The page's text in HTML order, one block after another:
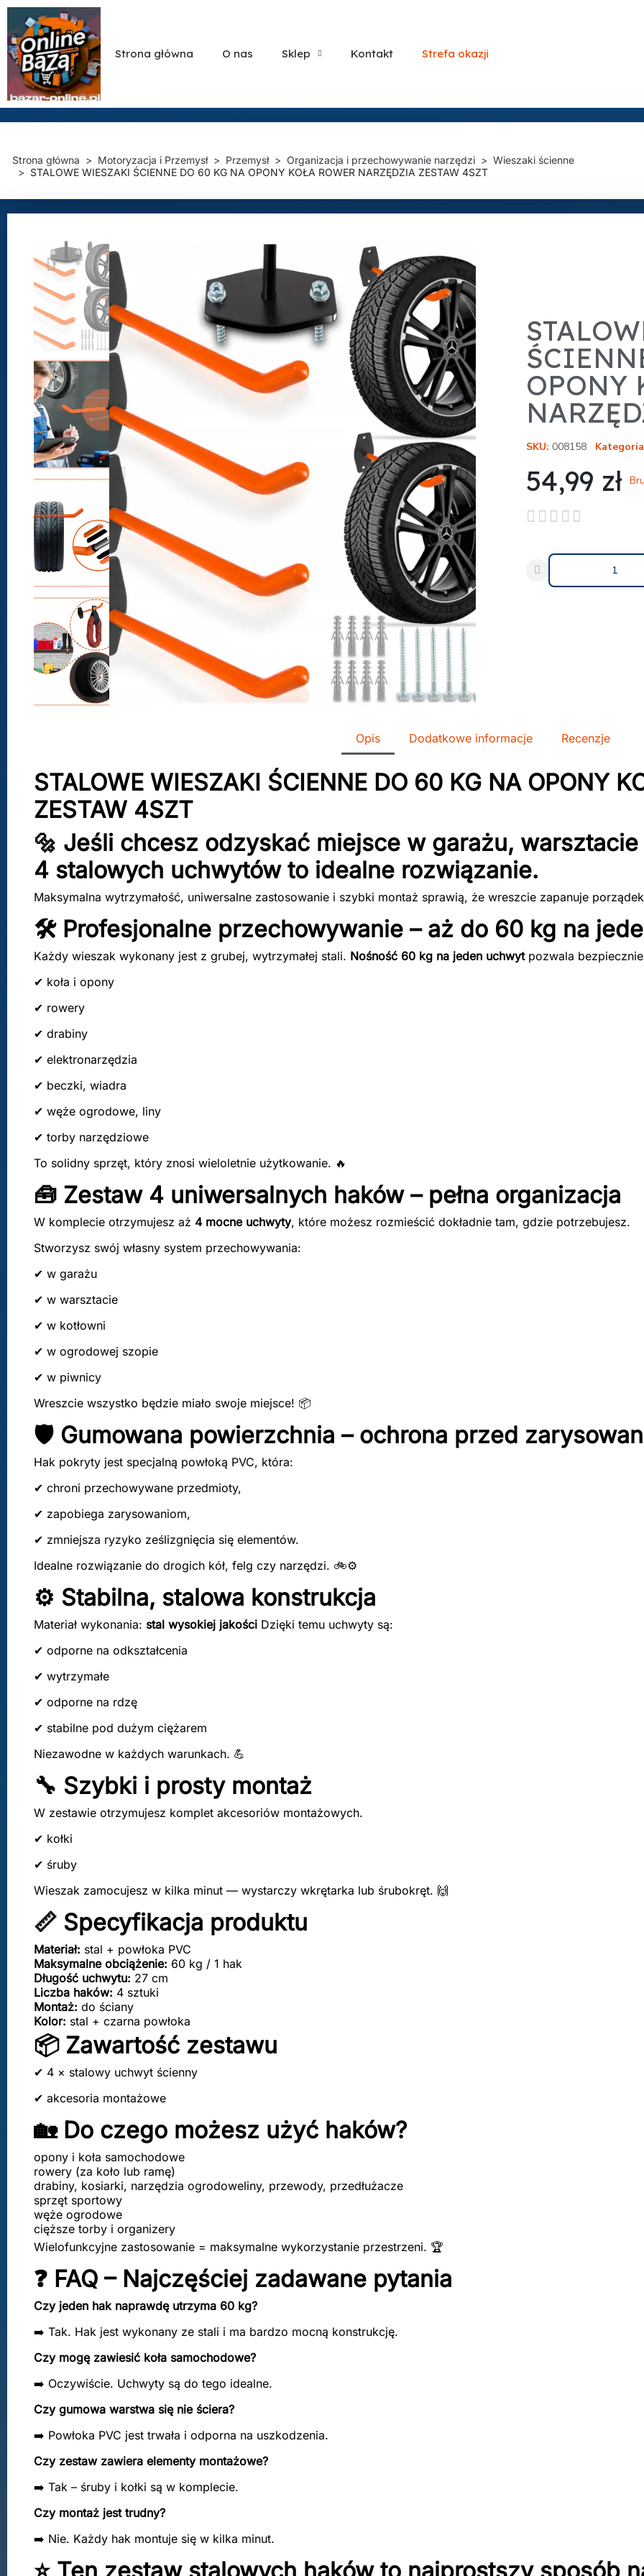
Strona główna O nas Sklep Kontakt Strefa okazji
Strona główna Motoryzacja i Przemysł Przemysł Organizacja i przechowywanie narzędzi
Wieszaki ścienne
STALOWE WIESZAKI ŚCIENNE DO 60 KG NA OPONY KOŁA ROWER NARZĘDZIA ZESTAW 4SZT
OPONY
SKU 008158 Kategoria
54,99 zł
    
Opis Dodatkowe informacje Recenzje
STALOWE WIESZAKI ŚCIENNE DO 60 KG NA OPONY
ZESTAW 4SZT
🔩 Jeśli chcesz odzyskać miejsce w garażu,
4 stalowych uchwytów to idealne rozwiązanie.
Maksymalna wytrzymałość, uniwersalne zastosowanie i szybki montaż sprawią, że wreszcie zapanuje
🛠 Profesjonalne przechowywanie – aż do 60 kg na
Każdy wieszak wykonany jest z grubej, wytrzymałej stali. Nośność 60 kg na jeden uchwytpozwala
✔ koła i opony
✔ rowery
✔ drabiny
✔ elektronarzędzia
✔ beczki, wiadra
✔ węże ogrodowe, liny
✔ torby narzędziowe
To solidny sprzęt, który znosi wieloletnie użytkowanie. 🔥
🧰 Zestaw 4 uniwersalnych haków – pełna organizacja
W komplecie otrzymujesz aż 4 mocne uchwyty, które możesz rozmieścić dokładnie tam, gdzie potrzebujesz.
Stworzysz swój własny system przechowywania:
✔ w garażu
✔ w warsztacie
✔ w kotłowni
✔ w ogrodowej szopie
✔ w piwnicy
Wreszcie wszystko będzie miało swoje miejsce! 📦
🛡️ Gumowana powierzchnia – ochrona przed
Hak pokryty jest specjalną powłoką PVC, która:
✔ chroni przechowywane przedmioty,
✔ zapobiega zarysowaniom,
✔ zmniejsza ryzyko ześlizgnięcia się elementów.
Idealne rozwiązanie do drogich kół, felg czy narzędzi. 🚲⚙️
⚙️ Stabilna, stalowa konstrukcja
Materiał wykonania: stal wysokiej jakości Dzięki temu uchwyty są:
✔ odporne na odkształcenia
✔ wytrzymałe
✔ odporne na rdzę
✔ stabilne pod dużym ciężarem
Niezawodne w każdych warunkach. 💪
🔧 Szybki i prosty montaż
W zestawie otrzymujesz komplet akcesoriów montażowych.
✔ kołki
✔ śruby
Wieszak zamocujesz w kilka minut — wystarczy wkrętarka lub śrubokręt. 🙌
📏 Specyfikacja produktu
Materiał: stal + powłoka PVC
Maksymalne obciążenie: 60 kg / 1 hak
Długość uchwytu: 27 cm
Liczba haków: 4 sztuki
Montaż: do ściany
Kolor: stal + czarna powłoka
📦 Zawartość zestawu
✔ 4 × stalowy uchwyt ścienny
✔ akcesoria montażowe
🏡 Do czego możesz użyć haków?
opony i koła samochodowe
rowery (za koło lub ramę)
drabiny, kosiarki, narzędzia ogrodoweliny, przewody, przedłużacze
sprzęt sportowy
węże ogrodowe
cięższe torby i organizery
Wielofunkcyjne zastosowanie = maksymalne wykorzystanie przestrzeni. 🏆
❓ FAQ – Najczęściej zadawane pytania
Czy jeden hak naprawdę utrzyma 60 kg?
➡️ Tak. Hak jest wykonany ze stali i ma bardzo mocną konstrukcję.
Czy mogę zawiesić koła samochodowe?
➡️ Oczywiście. Uchwyty są do tego idealne.
Czy gumowa warstwa się nie ściera?
➡️ Powłoka PVC jest trwała i odporna na uszkodzenia.
Czy zestaw zawiera elementy montażowe?
➡️ Tak – śruby i kołki są w komplecie.
Czy montaż jest trudny?
➡️ Nie. Każdy hak montuje się w kilka minut.